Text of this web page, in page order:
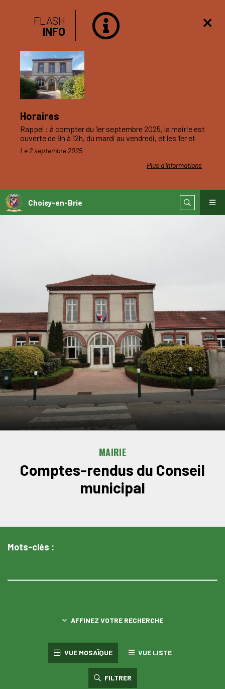
FLASH
INFO
Horaires
Plus d'informations
Rappel : à compter du 1er septembre 2025, la mairie est
ouverte de 9h à 12h, du mardi au vendredi, et les 1er et
3ème samedis du mois.
Le 2 septembre 2025
Choisy-en-Brie
MAIRIE
Comptes-rendus du Conseil
municipal
Mots-clés :
AFFINEZ VOTRE RECHERCHE
VUE MOSAÏQUE VUE LISTE
FILTRER